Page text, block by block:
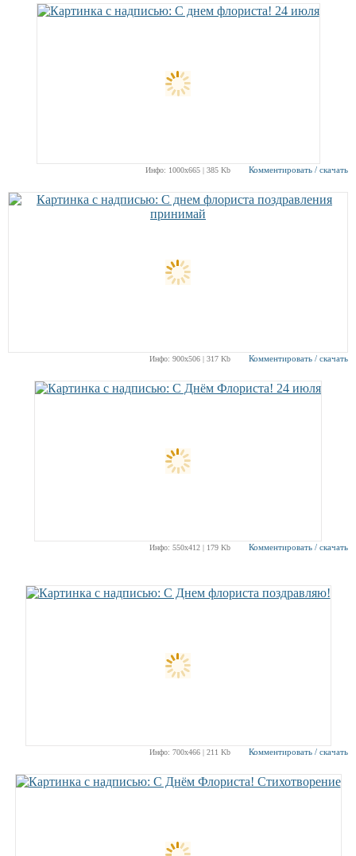
Инфо: 1000х665 | 385 Kb Комментировать / скачать
Инфо: 900х506 | 317 Kb Комментировать / скачать
Инфо: 550х412 | 179 Kb Комментировать / скачать
РЕКЛАМА
РЕКЛАМА
РЕКЛАМА
РЕКЛАМА
РЕКЛАМА
РЕКЛАМА
РЕКЛАМА
Инфо: 700х466 | 211 Kb Комментировать / скачать